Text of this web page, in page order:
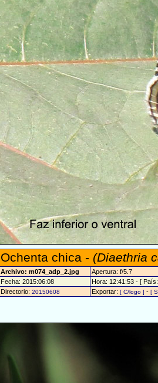
Ochenta chica - (Diaethria
Archivo: m074_adp_2.jpg
Apertura: f/5.7
Fecha: 2015:06:08
Hora: 12:41:53 - [
Directorio: 20150608 Exportar: [ C/logo ] - [